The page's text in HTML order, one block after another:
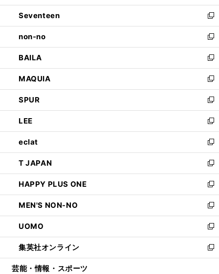
開
く
ウ
で
開
く
ン
ド
ウ
で
開
く
Seventeen
新
し
い
ウ
ィ
ン
ド
ウ
で
開
く
non-no
新
し
い
ウ
ィ
ン
ド
ウ
で
開
く
BAILA
新
し
い
ウ
ィ
ン
ド
ウ
で
開
く
MAQUIA
新
し
い
ウ
ィ
ン
ド
ウ
で
開
く
SPUR
新
し
い
ウ
ィ
ン
ド
ウ
で
開
く
LEE
新
し
い
ウ
ィ
ン
ド
ウ
で
開
く
eclat
新
し
い
ウ
ィ
ン
ド
ウ
で
開
く
T JAPAN
新
し
い
ウ
ィ
ン
ド
ウ
で
開
HAPPY PLUS ONE
新
し
い
ウ
ィ
ン
ド
ウ
MEN'S NON-NO
新
し
い
ウ
ィ
ン
UOMO
新
し
い
ウ
集英社オンライン
新
し
芸能・情報・スポーツ